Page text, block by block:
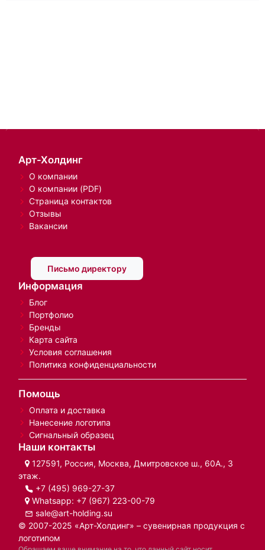
Арт-Холдинг
О компании
О компании (PDF)
Страница контактов
Отзывы
Вакансии
Письмо директору
Информация
Блог
Портфолио
Бренды
Карта сайта
Условия соглашения
Политика конфиденциальности
Помощь
Оплата и доставка
Нанесение логотипа
Сигнальный образец
Наши контакты
127591, Россия, Москва, Дмитровское ш., 60А., 3
этаж.
+7 (495) 969-27-37
Whatsapp: +7 (967) 223-00-79
sale@art-holding.su
© 2007-2025 «Арт-Холдинг» – сувенирная продукция с
логотипом